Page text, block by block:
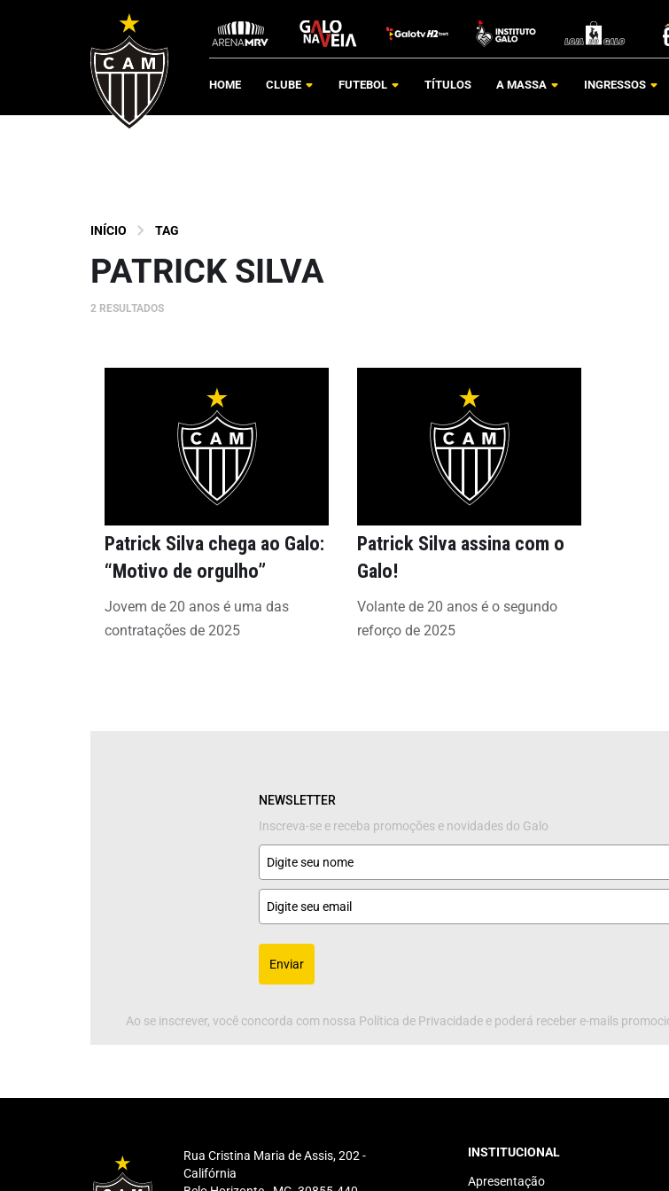
HOME CLUBE FUTEBOL TÍTULOS A MASSA INGRESSOS
INÍCIO TAG
PATRICK SILVA
2 RESULTADOS
Patrick Silva chega ao Galo:
“Motivo de orgulho”
Jovem de 20 anos é uma das
contratações de 2025
Patrick Silva assina com o
Galo!
Volante de 20 anos é o segundo
reforço de 2025
NEWSLETTER
Inscreva-se e receba promoções e novidades do Galo
Enviar
Ao se inscrever, você concorda com nossa Política de Privacidade e poderá receber e-mails
Rua Cristina Maria de Assis, 202 -
Califórnia
INSTITUCIONAL
Apresentação